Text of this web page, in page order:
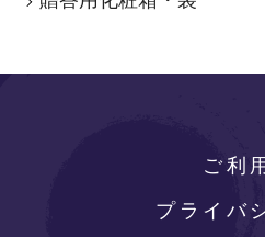
ご利
プライバ